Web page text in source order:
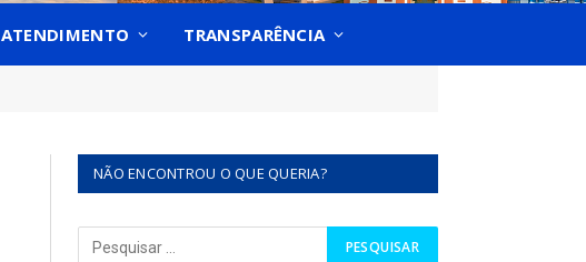
ATENDIMENTO TRANSPARÊNCIA
NÃO ENCONTROU O QUE QUERIA?